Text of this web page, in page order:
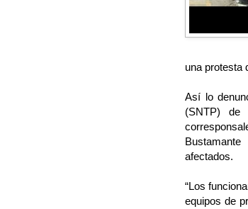
una protesta
Así lo
(SNTP) de
afectados.
“Los
equipos de